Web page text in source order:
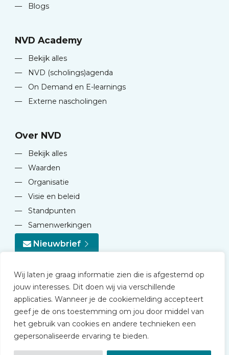
Wij laten je graag informatie zien die is afgestemd op
jouw interesses. Dit doen wij via verschillende
applicaties. Wanneer je de cookiemelding accepteert
geef je de ons toestemming om jou door middel van
het gebruik van cookies en andere technieken een
gepersonaliseerde ervaring te bieden.
—
Blogs
NVD Academy
—
Bekijk alles
—
NVD (scholings)agenda
—
On Demand en E-learnings
—
Externe nascholingen
Over NVD
—
Bekijk alles
—
Waarden
—
Organisatie
—
Visie en beleid
—
Standpunten
—
Samenwerkingen
Nieuwbrief
© 2026 NVD
Privacy statement
Disclaimer